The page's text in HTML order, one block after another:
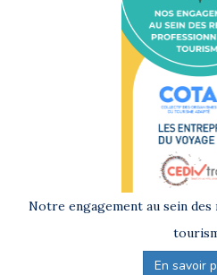
Notre engagement au sein
En savoir